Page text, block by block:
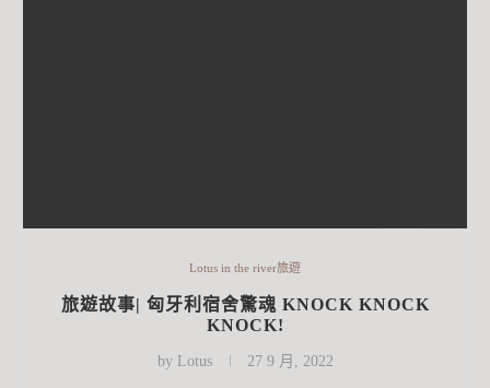
Lotus in the river旅遊
旅遊故事| 匈牙利宿舍驚魂 KNOCK KNOCK
KNOCK!
by Lotus 27 9 月, 2022